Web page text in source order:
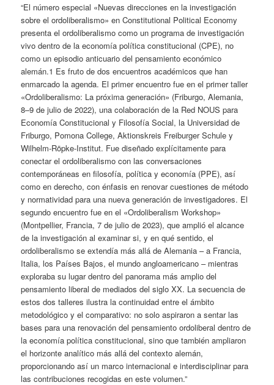
“El número especial «Nuevas direcciones en la investigación
sobre el ordoliberalismo» en Constitutional Political Economy
presenta el ordoliberalismo como un programa de investigación
vivo dentro de la economía política constitucional (CPE), no
como un episodio anticuario del pensamiento económico
alemán.1 Es fruto de dos encuentros académicos que han
enmarcado la agenda. El primer encuentro fue en el primer taller
«Ordoliberalismo: La próxima generación» (Friburgo, Alemania,
8–9 de julio de 2022), una colaboración de la Red NOUS para
Economía Constitucional y Filosofía Social, la Universidad de
Friburgo, Pomona College, Aktionskreis Freiburger Schule y
Wilhelm-Röpke-Institut. Fue diseñado explícitamente para
conectar el ordoliberalismo con las conversaciones
contemporáneas en filosofía, política y economía (PPE), así
como en derecho, con énfasis en renovar cuestiones de método
y normatividad para una nueva generación de investigadores. El
segundo encuentro fue en el «Ordoliberalism Workshop»
(Montpellier, Francia, 7 de julio de 2023), que amplió el alcance
de la investigación al examinar si, y en qué sentido, el
ordoliberalismo se extendía más allá de Alemania – a Francia,
Italia, los Países Bajos, el mundo angloamericano – mientras
exploraba su lugar dentro del panorama más amplio del
pensamiento liberal de mediados del siglo XX. La secuencia de
estos dos talleres ilustra la continuidad entre el ámbito
metodológico y el comparativo: no solo aspiraron a sentar las
bases para una renovación del pensamiento ordoliberal dentro de
la economía política constitucional, sino que también ampliaron
el horizonte analítico más allá del contexto alemán,
proporcionando así un marco internacional e interdisciplinar para
las contribuciones recogidas en este volumen.”